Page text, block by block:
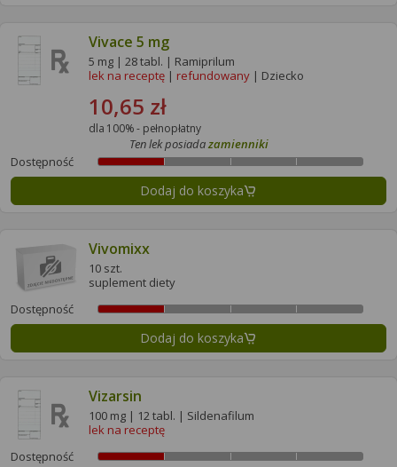
Vivace 5 mg
5 mg | 28 tabl. | Ramiprilum
lek na receptę | refundowany | Dziecko
10,65 zł
dla 100% - pełnopłatny
Dostępność
Ten lek posiadazamienniki
Dodaj do koszyka
Vivomixx
10 szt.
suplement diety
Dostępność
Dodaj do koszyka
Vizarsin
100 mg | 12 tabl. | Sildenafilum
lek na receptę
Dostępność